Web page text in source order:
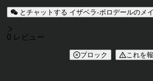
とチャットする イザベラ-ボロデールのメ
レビュー
0 レビュー
ブロック これを